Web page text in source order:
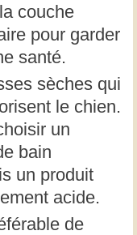
couche
pour garder
santé.
sèches qui
le chien.
un
bain
un produit
acide.
de